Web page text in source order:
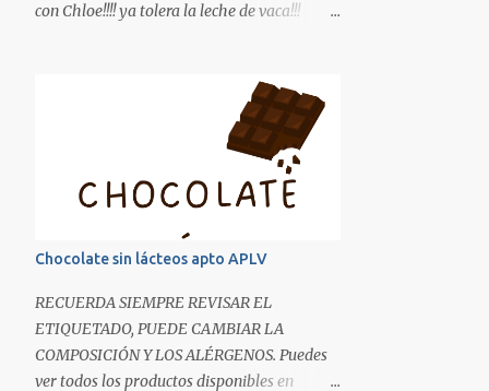
con Chloe!!!! ya tolera la leche de vaca!!!
leche de fórmula!! Bueno os dejo una receta
de potitos, hemos introducido ya el cerdo.
INGREDIENTES: Para 5 potitos de unos
120gr. -3 filetes de solomillo de cerdo -1
zanahoria -1 patata mediana -1 tomate -1/2
calabaza -Aceite de oliva Pelamos la
verdura, la lavamos y la troceamos en trozos
pequeños, la ponemos en una olla junto con
el solomillo, cubrimos de agua, una vez
arranque a hervir dejamos unos 15min.
(comprobamos que la patata esté blandita)
Chocolate sin lácteos apto APLV
RECUERDA SIEMPRE REVISAR EL
ETIQUETADO, PUEDE CAMBIAR LA
COMPOSICIÓN Y LOS ALÉRGENOS. Puedes
ver todos los productos disponibles en